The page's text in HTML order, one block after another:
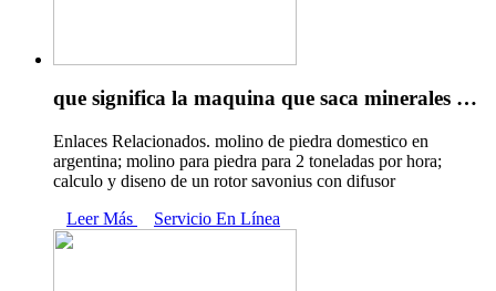
que significa la maquina que saca minerales …
Enlaces Relacionados. molino de piedra domestico en
argentina; molino para piedra para 2 toneladas por hora;
calculo y diseno de un rotor savonius con difusor
Leer Más
Servicio En Línea